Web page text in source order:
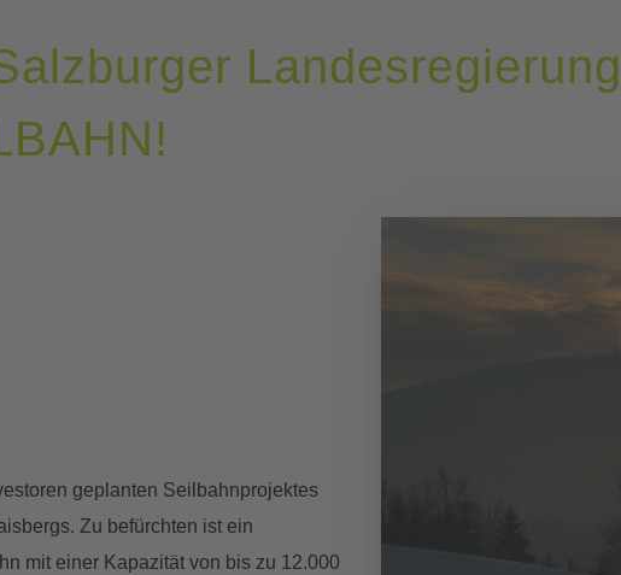
geplanten Seilbahnprojektes
Zu befürchten ist ein
mit einer Kapazität von bis zu 12.000